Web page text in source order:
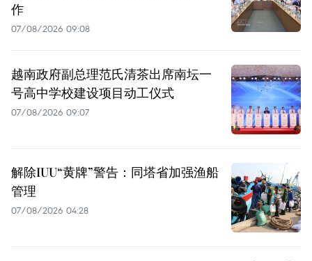
作
07/08/2026 09:08
越南政府副总理范氏清茶出席南坛一
号高中学校建设项目动工仪式
07/08/2026 09:07
解除IUU“黄牌”警告：同塔省加强渔船
管理
07/08/2026 04:28